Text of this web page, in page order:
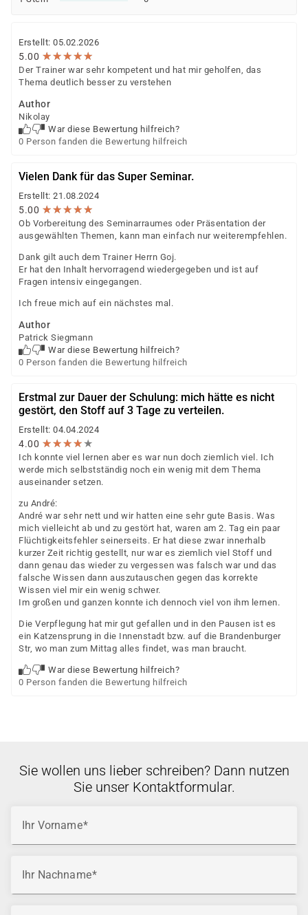
Erstellt: 05.02.2026
5.00 ★★★★★
★★★★★
Der Trainer war sehr kompetent und hat mir geholfen, das
Thema deutlich besser zu verstehen
Author
Nikolay
War diese Bewertung hilfreich?
0 Person fanden die Bewertung hilfreich
Vielen Dank für das Super Seminar.
Erstellt: 21.08.2024
5.00 ★★★★★
★★★★★
Ob Vorbereitung des Seminarraumes oder Präsentation der
ausgewählten Themen, kann man einfach nur weiterempfehlen.
Dank gilt auch dem Trainer Herrn Goj.
Er hat den Inhalt hervorragend wiedergegeben und ist auf
Fragen intensiv eingegangen.
Ich freue mich auf ein nächstes mal.
Author
Patrick Siegmann
War diese Bewertung hilfreich?
0 Person fanden die Bewertung hilfreich
Erstmal zur Dauer der Schulung: mich hätte es nicht
gestört, den Stoff auf 3 Tage zu verteilen.
Erstellt: 04.04.2024
4.00 ★★★★★
★★★★★
Ich konnte viel lernen aber es war nun doch ziemlich viel. Ich
werde mich selbstständig noch ein wenig mit dem Thema
auseinander setzen.
zu André:
André war sehr nett und wir hatten eine sehr gute Basis. Was
mich vielleicht ab und zu gestört hat, waren am 2. Tag ein paar
Flüchtigkeitsfehler seinerseits. Er hat diese zwar innerhalb
kurzer Zeit richtig gestellt, nur war es ziemlich viel Stoff und
dann genau das wieder zu vergessen was falsch war und das
falsche Wissen dann auszutauschen gegen das korrekte
Wissen viel mir ein wenig schwer.
Im großen und ganzen konnte ich dennoch viel von ihm lernen.
Die Verpflegung hat mir gut gefallen und in den Pausen ist es
ein Katzensprung in die Innenstadt bzw. auf die Brandenburger
Str, wo man zum Mittag alles findet, was man braucht.
War diese Bewertung hilfreich?
0 Person fanden die Bewertung hilfreich
Sie wollen uns lieber schreiben? Dann nutzen
Sie unser Kontaktformular.
Ihr Vorname
Ihr Nachname